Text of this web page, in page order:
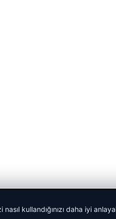
nasıl kullandığınızı daha iyi